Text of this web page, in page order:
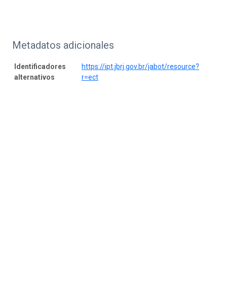
Metadatos adicionales
Identificadores
alternativos
https://ipt.jbrj.gov.br/jabot/resource?
r=ect